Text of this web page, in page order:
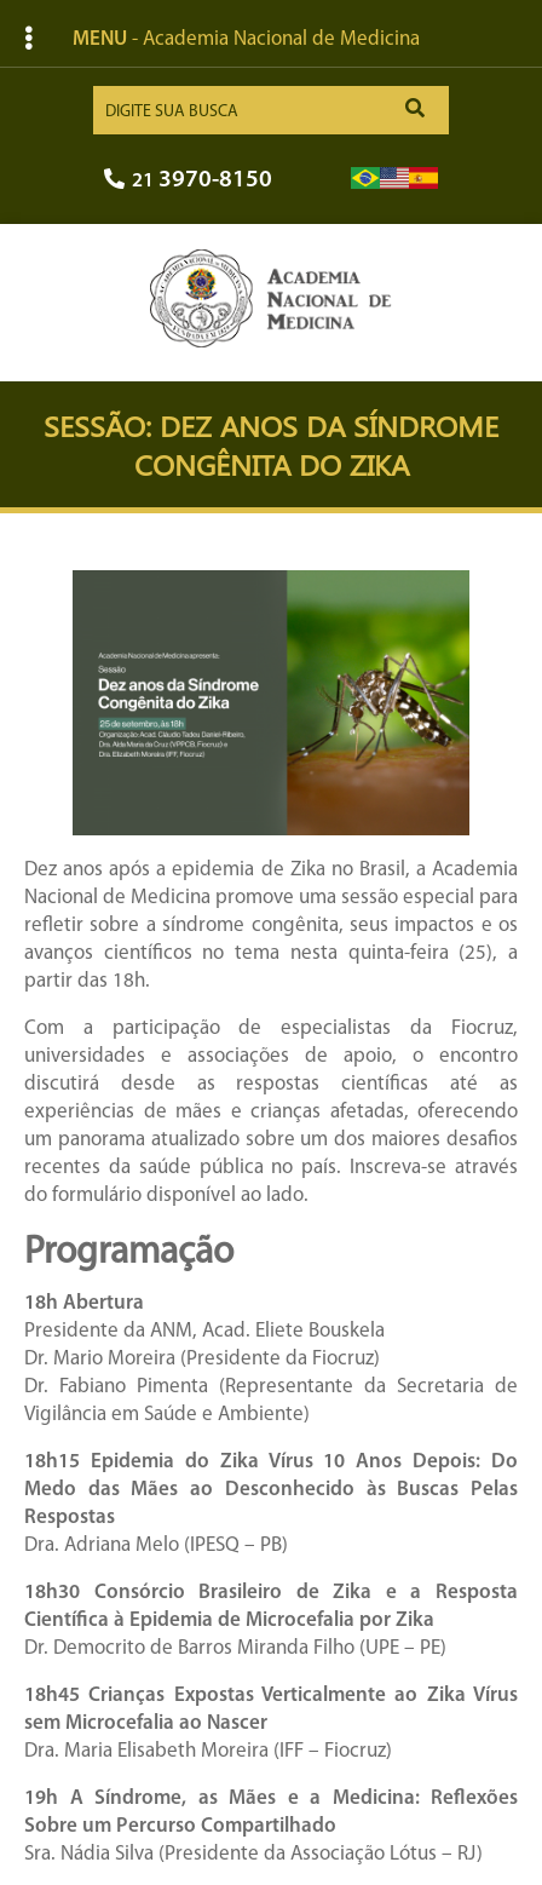
MENU - Academia Nacional de Medicina
21 3970-8150
SESSÃO: DEZ ANOS DA SÍNDROME
CONGÊNITA DO ZIKA
Dez anos após a epidemia de Zika no Brasil, a Academia
Nacional de Medicina promove uma sessão especial para
refletir sobre a síndrome congênita, seus impactos e os
avanços científicos no tema nesta quinta-feira (25), a
partir das 18h.
Com a participação de especialistas da Fiocruz,
universidades e associações de apoio, o encontro
discutirá desde as respostas científicas até as
experiências de mães e crianças afetadas, oferecendo
um panorama atualizado sobre um dos maiores desafios
recentes da saúde pública no país. Inscreva-se através
do formulário disponível ao lado.
Programação
18h Abertura
Presidente da ANM, Acad. Eliete Bouskela
Dr. Mario Moreira (Presidente da Fiocruz)
Dr. Fabiano Pimenta (Representante da Secretaria de
Vigilância em Saúde e Ambiente)
18h15 Epidemia do Zika Vírus 10 Anos Depois: Do
Medo das Mães ao Desconhecido às Buscas Pelas
Respostas
Dra. Adriana Melo (IPESQ – PB)
18h30 Consórcio Brasileiro de Zika e a Resposta
Científica à Epidemia de Microcefalia por Zika
Dr. Democrito de Barros Miranda Filho (UPE – PE)
18h45 Crianças Expostas Verticalmente ao Zika Vírus
sem Microcefalia ao Nascer
Dra. Maria Elisabeth Moreira (IFF – Fiocruz)
19h A Síndrome, as Mães e a Medicina: Reflexões
Sobre um Percurso Compartilhado
Sra. Nádia Silva (Presidente da Associação Lótus – RJ)